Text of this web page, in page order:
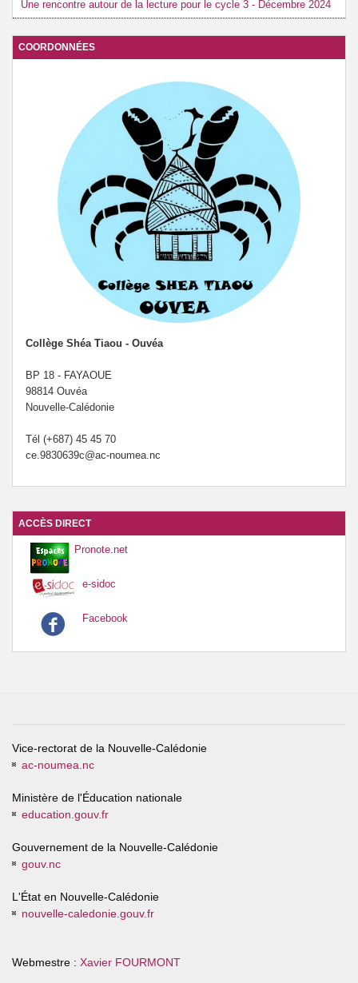
Une rencontre autour de la lecture pour le cycle 3 - Décembre 2024
COORDONNÉES
Collège Shéa Tiaou - Ouvéa
BP 18 - FAYAOUE
98814 Ouvéa
Nouvelle-Calédonie
Tél (+687) 45 45 70
ce.9830639c@ac-noumea.nc
ACCÈS DIRECT
Pronote.net
e-sidoc
Facebook
Vice-rectorat de la Nouvelle-Calédonie
ac-noumea.nc
Ministère de l'Éducation nationale
education.gouv.fr
Gouvernement de la Nouvelle-Calédonie
gouv.nc
L'État en Nouvelle-Calédonie
nouvelle-caledonie.gouv.fr
Webmestre : Xavier FOURMONT